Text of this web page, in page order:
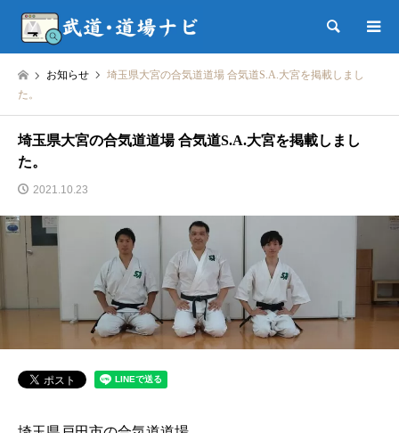
検索
お知らせ
埼玉県大宮の合気道道場 合気道S.A.大宮を掲載しまし
た。
埼玉県大宮の合気道道場 合気道S.A.大宮を掲載しまし
た。
2021.10.23